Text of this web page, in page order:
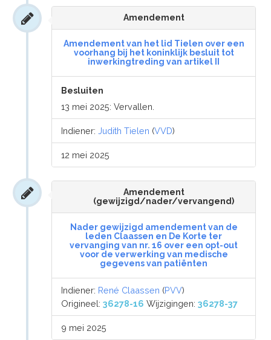
Amendement
Amendement van het lid Tielen over een
voorhang bij het koninklijk besluit tot
inwerkingtreding van artikel II
Besluiten
13 mei 2025: Vervallen.
Indiener:Judith Tielen (VVD)
12 mei 2025
Amendement
(gewijzigd/nader/vervangend)
Nader gewijzigd amendement van de
leden Claassen en De Korte ter
vervanging van nr. 16 over een opt-out
voor de verwerking van medische
gegevens van patiënten
Indiener: René Claassen (PVV)
Origineel:36278-16 Wijzigingen:36278-37
9 mei 2025